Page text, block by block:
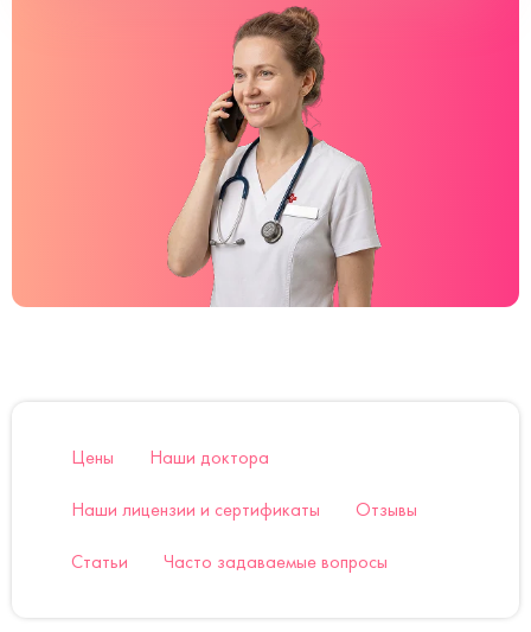
Цены Наши доктора
Наши лицензии и сертификаты Отзывы
Статьи Часто задаваемые вопросы